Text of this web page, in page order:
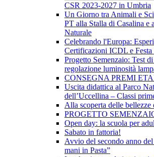
CSR 2023-2027 in Umbria
Un Giorno tra Animali e
PT alla Stalla di Casalina e
Naturale
Celebrando l'Europa:
Certificazioni ICDL e
Progetto Semenzaio: Test
regolazione luminosità
CONSEGNA PREMI
Uscita didattica al Parco
dell’Uccellina – Classi
Alla scoperta delle
PROGETTO
Open day: la scuola per
Sabato in fattoria!
Avvio del secondo anno
mani in Pasta”